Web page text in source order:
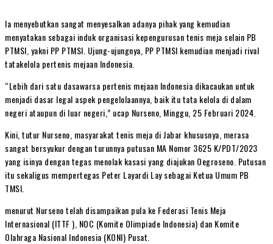
Ia menyebutkan sangat menyesalkan adanya pihak yang kemudian
menyatakan sebagai induk organisasi kepengurusan tenis meja selain PB
PTMSI, yakni PP PTMSI. Ujung-ujungnya, PP PTMSI kemudian menjadi rival
tatakelola pertenis mejaan Indonesia.
“Lebih dari satu dasawarsa pertenis mejaan Indonesia dikacaukan untuk
menjadi dasar legal aspek pengelolaannya, baik itu tata kelola di dalam
negeri ataupun di luar negeri,” ucap Nurseno, Minggu, 25 Februari 2024.
Kini, tutur Nurseno, masyarakat tenis meja di Jabar khususnya, merasa
sangat bersyukur dengan turunnya putusan MA Nomor 3625 K/PDT/2023
yang isinya dengan tegas menolak kasasi yang diajukan Oegroseno. Putusan
itu sekaligus mempertegas Peter Layardi Lay sebagai Ketua Umum PB
TMSI.
menurut Nurseno telah disampaikan pula ke Federasi Tenis Meja
Internasional (ITTF ), NOC (Komite Olimpiade Indonesia) dan Komite
Olahraga Nasional Indonesia (KONI) Pusat.